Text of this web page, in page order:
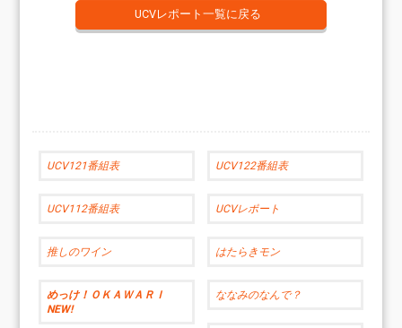
UCVレポート一覧に戻る
UCV121番組表 UCV122番組表
UCV112番組表 UCVレポート
推しのワイン はたらきモン
めっけ！ＯＫＡＷＡＲＩ
NEW!
ななみのなんで？